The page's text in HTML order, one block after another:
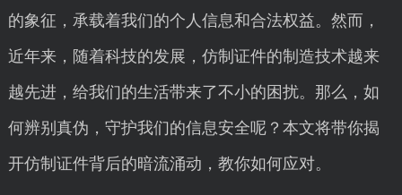
的象征，承载着我们的个人信息和合法权益。然而，
近年来，随着科技的发展，仿制证件的制造技术越来
越先进，给我们的生活带来了不小的困扰。那么，如
何辨别真伪，守护我们的信息安全呢？本文将带你揭
开仿制证件背后的暗流涌动，教你如何应对。